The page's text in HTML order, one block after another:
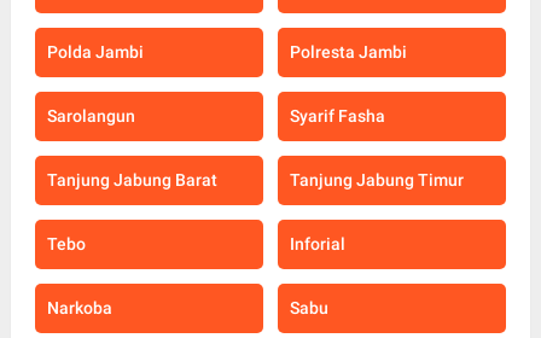
Polda Jambi Polresta Jambi
Sarolangun Syarif Fasha
Tanjung Jabung Barat Tanjung Jabung Timur
Tebo Inforial
Narkoba Sabu